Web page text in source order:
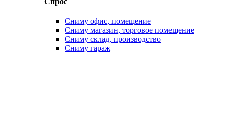
Сниму офис, помещение
Сниму магазин, торговое помещение
Сниму склад, производство
Сниму гараж